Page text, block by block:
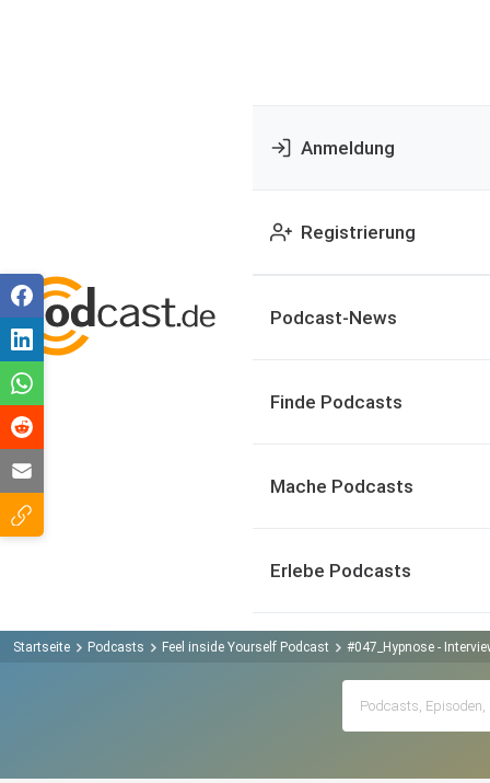
Anmeldung
Registrierung
Podcast-News
Finde Podcasts
Mache Podcasts
Erlebe Podcasts
Startseite Podcasts Feel inside Yourself Podcast #047_Hypnose -